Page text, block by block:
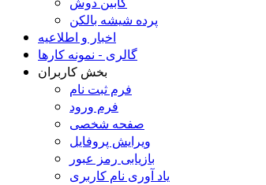
پرده شیشه بالکن
اخبار و اطلاعیه
گالری - نمونه کارها
بخش کاربران
فرم ثبت نام
فرم ورود
صفحه شخصی
ویرایش پروفایل
بازیابی رمز عبور
یاد آوری نام کاربری